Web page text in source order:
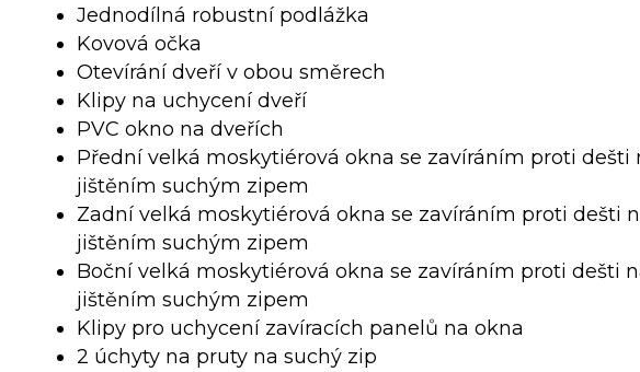
Jednodílná robustní podlážka
Kovová očka
Otevírání dveří v obou směrech
Klipy na uchycení dveří
PVC okno na dveřích
Přední velká moskytiérová okna se zavíráním proti dešti
jištěním suchým zipem
Zadní velká moskytiérová okna se zavíráním proti dešti
jištěním suchým zipem
Boční velká moskytiérová okna se zavíráním proti dešti
jištěním suchým zipem
Klipy pro uchycení zavíracích panelů na okna
2 úchyty na pruty na suchý zip